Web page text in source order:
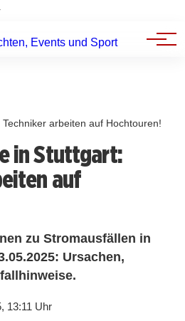
arbeiten auf Hochtouren!
in Stuttgart:
auf
zu Stromausfällen in
Ursachen,
13:11 Uhr